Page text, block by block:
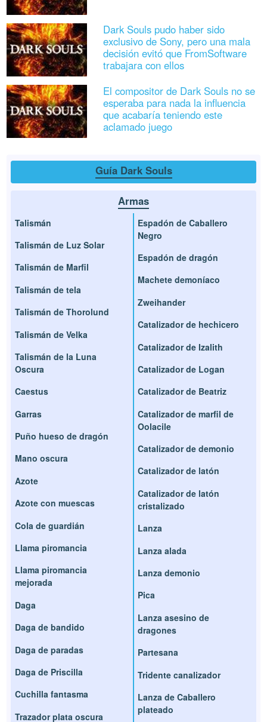
Dark Souls pudo haber sido
exclusivo de Sony, pero una mala
decisión evitó que FromSoftware
trabajara con ellos
El compositor de Dark Souls no se
esperaba para nada la influencia
que acabaría teniendo este
aclamado juego
Guía Dark Souls
Armas
Talismán
Talismán de Luz Solar
Talismán de Marfil
Talismán de tela
Talismán de Thorolund
Talismán de Velka
Talismán de la Luna
Oscura
Caestus
Garras
Puño hueso de dragón
Mano oscura
Azote
Azote con muescas
Cola de guardián
Llama piromancia
Llama piromancia
mejorada
Daga
Daga de bandido
Daga de paradas
Daga de Priscilla
Cuchilla fantasma
Trazador plata oscura
Espadón de Caballero
Negro
Espadón de dragón
Machete demoníaco
Zweihander
Catalizador de hechicero
Catalizador de Izalith
Catalizador de Logan
Catalizador de Beatriz
Catalizador de marfil de
Oolacile
Catalizador de demonio
Catalizador de latón
Catalizador de latón
cristalizado
Lanza
Lanza alada
Lanza demonio
Pica
Lanza asesino de
dragones
Partesana
Tridente canalizador
Lanza de Caballero
plateado